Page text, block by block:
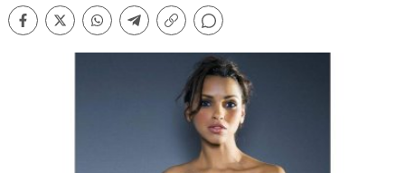
Facebook
TwitterWhatsappTelegram
Copiar
Comentarios